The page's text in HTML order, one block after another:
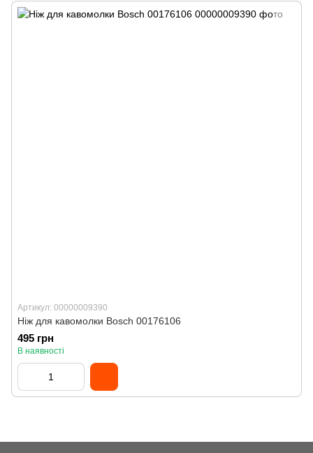
Артикул: 00000009390
Ніж для кавомолки Bosch 00176106
495 грн
В наявності